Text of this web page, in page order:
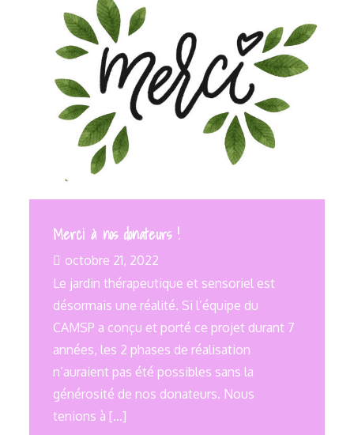
Merci à nos donateurs !
octobre 21, 2022
Le jardin thérapeutique et sensoriel est
désormais une réalité. Si l’équipe du
CAMSP a conçu et porté ce projet durant 7
années, les 2 phases de réalisation
n’auraient pas été possibles sans la
générosité de nos donateurs. Nous
tenions à […]